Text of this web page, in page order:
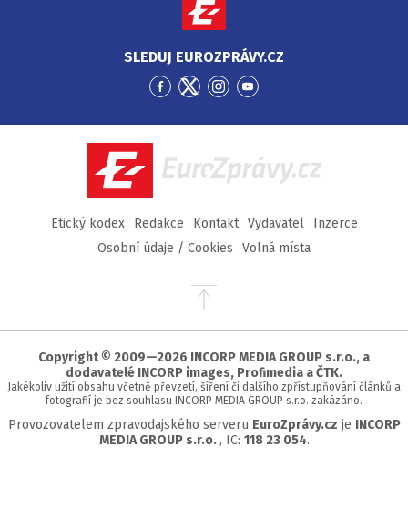
SLEDUJ EUROZPRÁVY.CZ
Přejít
Facebook
Přejít
Twitter
Přejít
Instagram
Přejít
YouTube
EuroZprávy.cz
Etický kodex Redakce Kontakt Vydavatel
Inzerce
Osobní údaje / Cookies
Volná místa
Přejít
stránky
Copyright © 2009—2026 INCORP MEDIA GROUP s.r.o., a
dodavatelé INCORP images, Profimedia a ČTK.
Jakékoliv užití obsahu včetně převzetí, šíření či dalšího zpřístupňování článků a
fotografií je bez souhlasu INCORP MEDIA GROUP s.r.o. zakázáno.
Provozovatelem zpravodajského serveru EuroZprávy.cz je INCORP
MEDIA GROUP s.r.o., IC: 118 23 054.